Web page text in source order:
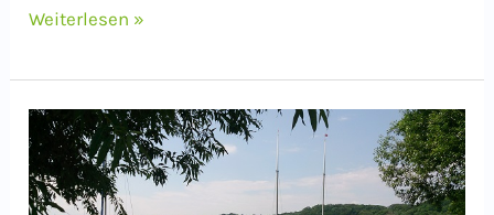
Sprachspiele
Kinder
(und
verspielte
Erwachsene)
Weiterlesen »